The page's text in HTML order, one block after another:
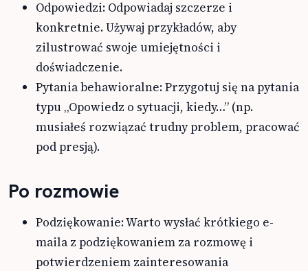
Odpowiedzi: Odpowiadaj szczerze i
konkretnie. Używaj przykładów, aby
zilustrować swoje umiejętności i
doświadczenie.
Pytania behawioralne: Przygotuj się na pytania
typu „Opowiedz o sytuacji, kiedy…” (np.
musiałeś rozwiązać trudny problem, pracować
pod presją).
Po rozmowie
Podziękowanie: Warto wysłać krótkiego e-
maila z podziękowaniem za rozmowę i
potwierdzeniem zainteresowania